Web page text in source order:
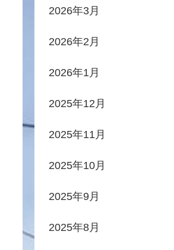
2026年3月
2026年2月
2026年1月
2025年12月
2025年11月
2025年10月
2025年9月
2025年8月